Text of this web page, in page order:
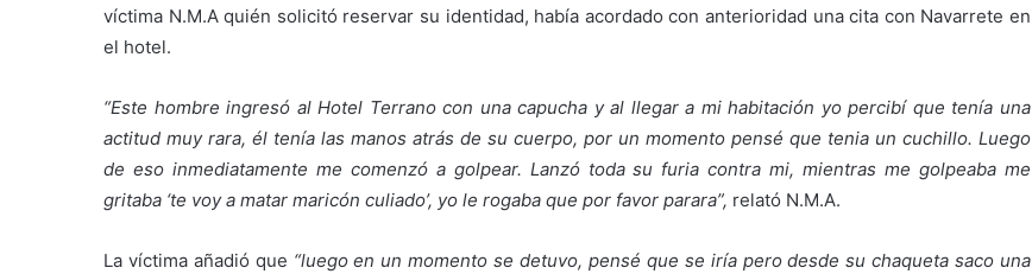
víctima N.M.A quién solicitó reservar su identidad, había acordado con anterioridad una cita con Navarrete en
el hotel.
“Este hombre ingresó al Hotel Terrano con una capucha y al llegar a mi habitación yo percibí que tenía una
actitud muy rara, él tenía las manos atrás de su cuerpo, por un momento pensé que tenia un cuchillo. Luego
de eso inmediatamente me comenzó a golpear. Lanzó toda su furia contra mi, mientras me golpeaba me
gritaba ‘te voy a matar maricón culiado’, yo le rogaba que por favor parara”, relató N.M.A.
La víctima añadió que “luego en un momento se detuvo, pensé que se iría pero desde su chaqueta saco una